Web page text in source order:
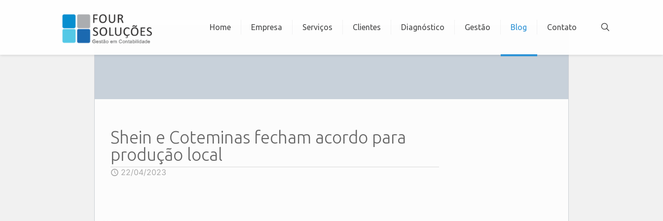
Home Empresa Serviços Clientes Diagnóstico Gestão Blog Contato
Shein e Coteminas fecham acordo para
produção local
22/04/2023